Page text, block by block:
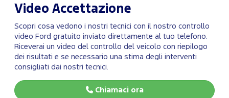
Video Accettazione
Scopri cosa vedono i nostri tecnici con il nostro controllo
video Ford gratuito inviato direttamente al tuo telefono.
Riceverai un video del controllo del veicolo con riepilogo
dei risultati e se necessario una stima degli interventi
consigliati dai nostri tecnici.
Chiamaci ora